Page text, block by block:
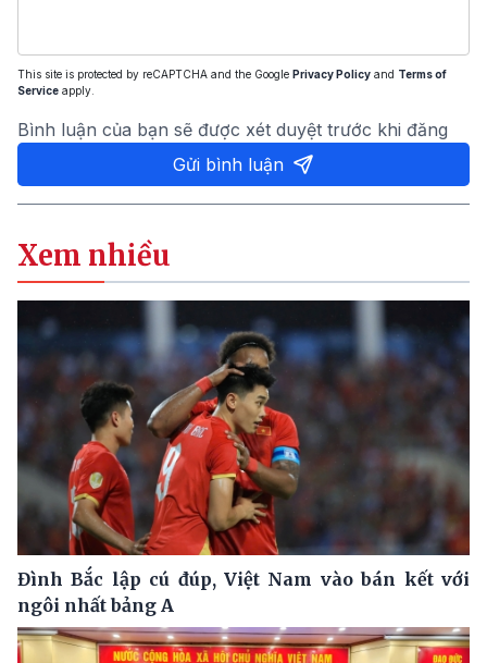
This site is protected by reCAPTCHA and the Google Privacy Policy and Terms of
Service apply.
Bình luận của bạn sẽ được xét duyệt trước khi đăng
Gửi bình luận
Xem nhiều
Đình Bắc lập cú đúp, Việt Nam vào bán kết với
ngôi nhất bảng A